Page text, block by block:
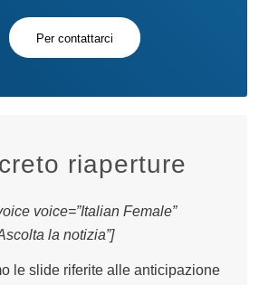
Per contattarci
riaperture
voice=”Italian Female”
la notizia”]
le slide riferite alle anticipazione